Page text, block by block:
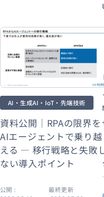
AI・生成AI・IoT・先端技術
資料公開｜RPAの限界を
AIエージェントで乗り越
える ― 移行戦略と失敗
ない導入ポイント
公開 :
最終更新